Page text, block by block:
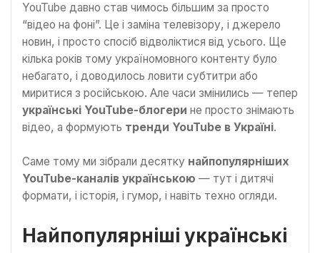
YouTube давно став чимось більшим за просто
“відео на фоні”. Це і заміна телевізору, і джерело
новин, і просто спосіб відволіктися від усього. Ще
кілька років тому україномовного контенту було
небагато, і доводилось ловити субтитри або
миритися з російською. Але часи змінились — тепер
українські YouTube-блогери не просто знімають
відео, а формують тренди YouTube в Україні.
Саме тому ми зібрали десятку найпопулярніших
YouTube-каналів українською — тут і дитячі
формати, і історія, і гумор, і навіть техно огляди.
Найпопулярніші українські